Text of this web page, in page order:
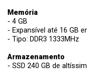
Memória
- 4 GB
- Expansível até 16 GB
- Tipo: DDR3 1333MHz
Armazenamento
- SSD 240 GB de